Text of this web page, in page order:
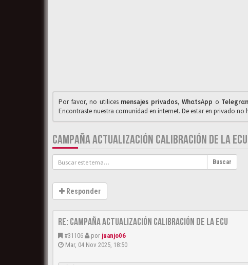
Por favor, no utilices mensajes privados,WhαtsApp o
Encontraste nuestra comunidad en internet. De estar en privado
CAMPAÑA ACTUALIZACIÓN CALIBRACIÓN DE LA ECU
Buscar
Responder
Re: Campaña actualización calibración de la ECU
#31106 por juanjo06
Mar, 04 Nov 2025, 18:50